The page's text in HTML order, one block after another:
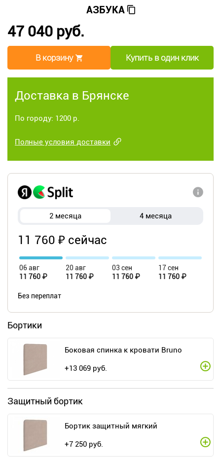
АЗБУКА
47 040 руб.
В корзину Купить в один клик
Доставка в Брянске
По городу: 1200 р.
Полные условия доставки
2 месяца 4 месяца
11 760 ₽ сейчас
06 авг
11 760 ₽
20 авг
11 760 ₽
03 сен
11 760 ₽
17 сен
11 760 ₽
Без переплат
Бортики
Боковая спинка к кровати Bruno
+13 069 руб.
Защитный бортик
Бортик защитный мягкий
+7 250 руб.